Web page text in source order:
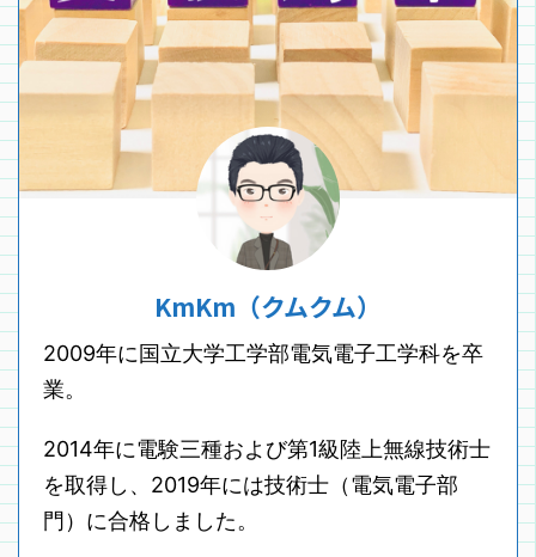
KmKm（クムクム）
2009年に国立大学工学部電気電子工学科を卒
業。
2014年に電験三種および第1級陸上無線技術士
を取得し、2019年には技術士（電気電子部
門）に合格しました。